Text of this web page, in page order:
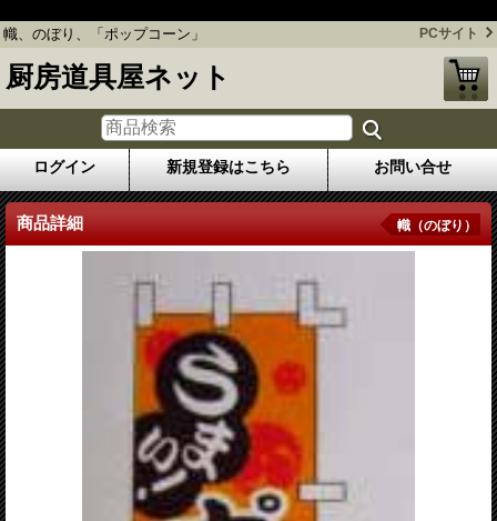
幟、のぼり、「ポップコーン」 PCサイト
厨房道具屋ネット
ログイン 新規登録はこちら お問い合せ
商品詳細 幟（のぼり）